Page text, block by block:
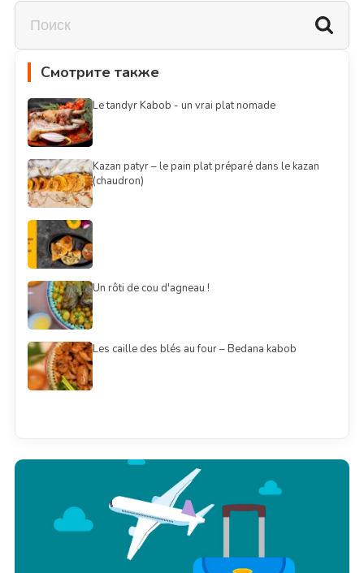
Смотрите также
Le tandyr Kabob - un vrai plat nomade
Kazan patyr – le pain plat préparé dans le kazan
(chaudron)
Un rôti de cou d'agneau !
Les caille des blés au four – Bedana kabob